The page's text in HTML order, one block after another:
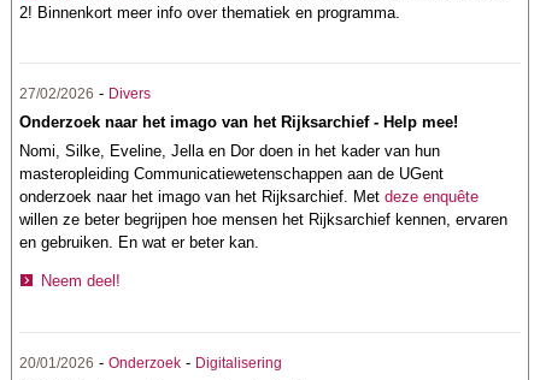
2! Binnenkort meer info over thematiek en programma.
27/02/2026 - Divers
Onderzoek naar het imago van het Rijksarchief - Help mee!
Nomi, Silke, Eveline, Jella en Dor doen in het kader van hun
masteropleiding Communicatiewetenschappen aan de UGent
onderzoek naar het imago van het Rijksarchief. Metdeze enquête
willen ze beter begrijpen hoe mensen het Rijksarchief kennen, ervaren
en gebruiken. En wat er beter kan.
Neem deel!
20/01/2026 -Onderzoek - Digitalisering